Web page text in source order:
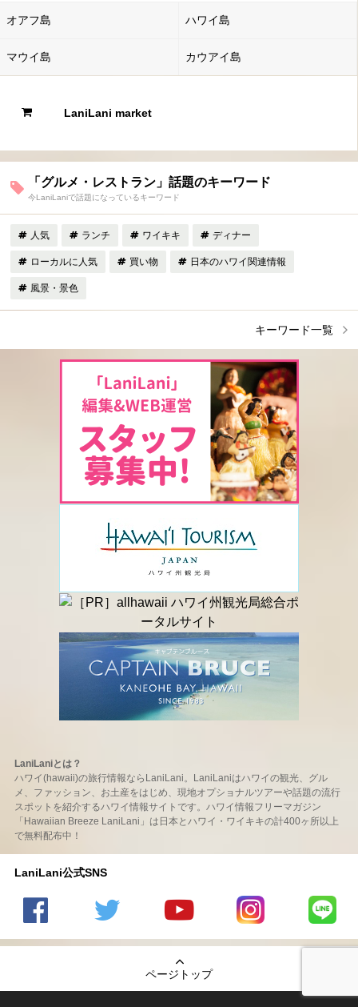
オアフ島 ハワイ島
マウイ島 カウアイ島
LaniLani market
「グルメ・レストラン」話題のキーワード
今LaniLaniで話題になっているキーワード
人気 ランチ ワイキキ ディナー
ローカルに人気 買い物 日本のハワイ関連情報
風景・景色
キーワード一覧
LaniLaniとは？
ハワイ(hawaii)の旅行情報ならLaniLani。LaniLaniはハワイの観光、グル
メ、ファッション、お土産をはじめ、現地オプショナルツアーや話題の流行
スポットを紹介するハワイ情報サイトです。ハワイ情報フリーマガジン
「Hawaiian Breeze LaniLani」は日本とハワイ・ワイキキの計400ヶ所以上
で無料配布中！
LaniLani公式SNS
の
のtwitter
の
Youtube
チャンネ
LaniLani
LaniLani
ページトップ